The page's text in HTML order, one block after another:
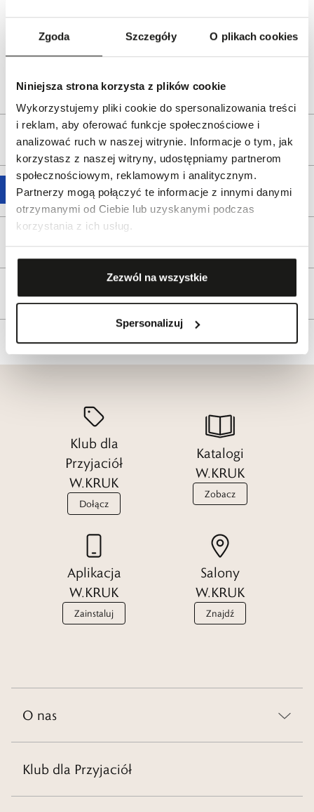
Zgoda Szczegóły O plikach cookies
Niniejsza strona korzysta z plików cookie
Wykorzystujemy pliki cookie do spersonalizowania treści
i reklam, aby oferować funkcje społecznościowe i
analizować ruch w naszej witrynie. Informacje o tym, jak
korzystasz z naszej witryny, udostępniamy partnerom
społecznościowym, reklamowym i analitycznym.
Partnerzy mogą połączyć te informacje z innymi danymi
otrzymanymi od Ciebie lub uzyskanymi podczas
korzystania z ich usług.
Zezwól na wszystkie
Spersonalizuj
Dystrybutor:
W.KRUK S.A
ul. Pilotów 10, 31-462 Kraków
Bezpieczeństwo:
Informacje o bezpieczeństwie
Opis produktu
Wysyłka
Tagi
Klub dla
Przyjaciół
W.KRUK
Dołącz
Katalogi
W.KRUK
Zobacz
Aplikacja
W.KRUK
Zainstaluj
Salony
W.KRUK
Znajdź
O nas
Klub dla Przyjaciół